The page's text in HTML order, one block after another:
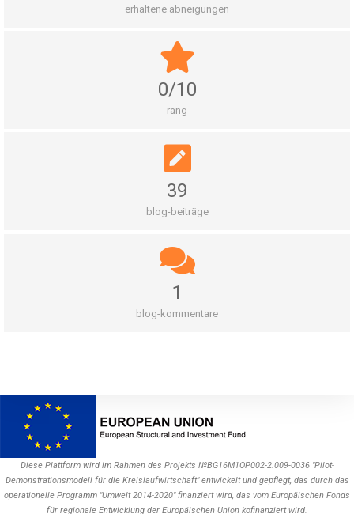
erhaltene abneigungen
0/10
rang
39
blog-beiträge
1
blog-kommentare
Diese Plattform wird im Rahmen des Projekts №BG16M1OP002-2.009-0036 "Pilot-
Demonstrationsmodell für die Kreislaufwirtschaft" entwickelt und gepflegt, das durch das
operationelle Programm "Umwelt 2014-2020" finanziert wird, das vom Europäischen Fonds
für regionale Entwicklung der Europäischen Union kofinanziert wird.